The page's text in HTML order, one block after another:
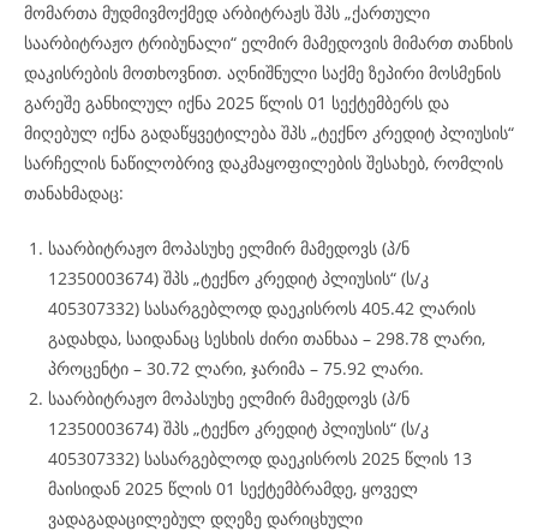
მომართა მუდმივმოქმედ არბიტრაჟს შპს „ქართული
საარბიტრაჟო ტრიბუნალი“ ელმირ მამედოვის მიმართ თანხის
დაკისრების მოთხოვნით. აღნიშნული საქმე ზეპირი მოსმენის
გარეშე განხილულ იქნა 2025 წლის 01 სექტემბერს და
მიღებულ იქნა გადაწყვეტილება შპს „ტექნო კრედიტ პლიუსის“
სარჩელის ნაწილობრივ დაკმაყოფილების შესახებ, რომლის
თანახმადაც:
საარბიტრაჟო მოპასუხე ელმირ მამედოვს (პ/ნ
12350003674) შპს „ტექნო კრედიტ პლიუსის“ (ს/კ
405307332) სასარგებლოდ დაეკისროს 405.42 ლარის
გადახდა, საიდანაც სესხის ძირი თანხაა – 298.78 ლარი,
პროცენტი – 30.72 ლარი, ჯარიმა – 75.92 ლარი.
საარბიტრაჟო მოპასუხე ელმირ მამედოვს (პ/ნ
12350003674) შპს „ტექნო კრედიტ პლიუსის“ (ს/კ
405307332) სასარგებლოდ დაეკისროს 2025 წლის 13
მაისიდან 2025 წლის 01 სექტემბრამდე, ყოველ
ვადაგადაცილებულ დღეზე დარიცხული